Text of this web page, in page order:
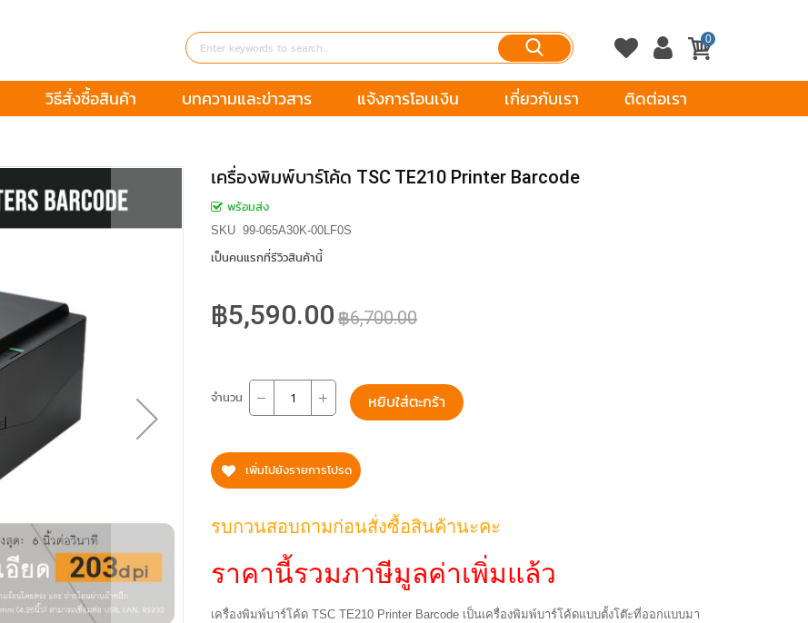
0
แจ้งการโอนเงิน เกี่ยวกับเรา ติดต่อเรา
วิธีสั่งซื้อสินค้า บทความและข่าวสาร
เครื่องพิมพ์บาร์โค้ด TSC TE210 Printer Barcode
พร้อมส่ง
SKU 99-065A30K-00LF0S
เป็นคนแรกที่รีวิวสินค้านี้
฿5,590.00 ฿6,700.00
จำนวน หยิบใส่ตะกร้า
เพิ่มไปยังรายการโปรด
รบกวนสอบถามก่อนสั่งซื้อสินค้านะคะ
ราคานี้รวมภาษีมูลค่าเพิ่มแล้ว
เครื่องพิมพ์บาร์โค้ด TSC TE210 Printer Barcode เป็นเครื่องพิมพ์บาร์โค้ดแบบตั้งโต๊ะที่ออกแบบมา